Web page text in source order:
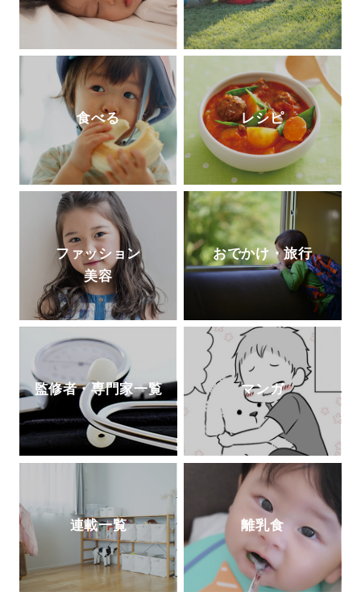
食べる レシピ
ファッション
美容
おでかけ・旅行
監修者・専門家一覧 マンガ
連載一覧 離乳食